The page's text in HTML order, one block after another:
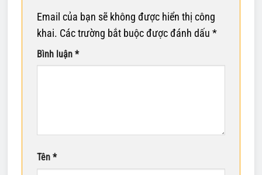
Email của bạn sẽ không được hiển thị công
khai. Các trường bắt buộc được đánh dấu *
Bình luận *
Tên *